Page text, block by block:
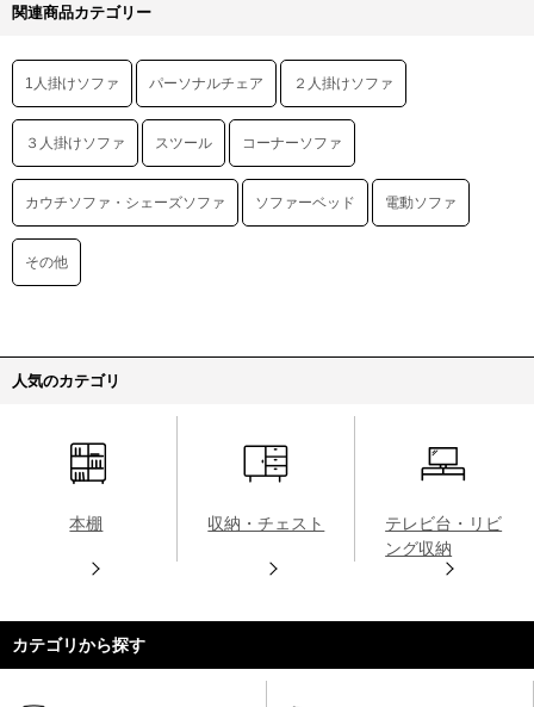
関連商品カテゴリー
1人掛けソファ パーソナルチェア ２人掛けソファ
３人掛けソファ スツール コーナーソファ
カウチソファ・シェーズソファ ソファーベッド 電動ソファ
その他
人気のカテゴリ
本棚 収納・チェスト
テレビ台・リビ
ング収納
カテゴリから探す